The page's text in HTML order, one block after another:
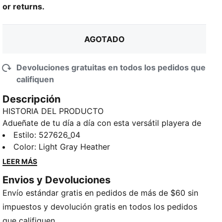
or returns.
AGOTADO
Devoluciones gratuitas en todos los pedidos que
califiquen
Descripción
HISTORIA DEL PRODUCTO
Adueñate de tu día a día con esta versátil playera de
corte oversize. Gracias a nuestra tecnología dryCELL,
absorbe la humedad para que estés seco y fresco
durante tus entrenamientos más intensos. La
alto rendimiento.
CARACTERÍSTICAS Y BENEFICIOS
dryCELL: Tecnología de alto rendimiento, diseñada
para absorber la humedad del cuerpo y mantenerte
Estilo: 527626_04
Color: Light Gray Heather
LEER MÁS
Envios y Devoluciones
Envío estándar gratis en pedidos de más de $60 sin
impuestos y devolución gratis en todos los pedidos